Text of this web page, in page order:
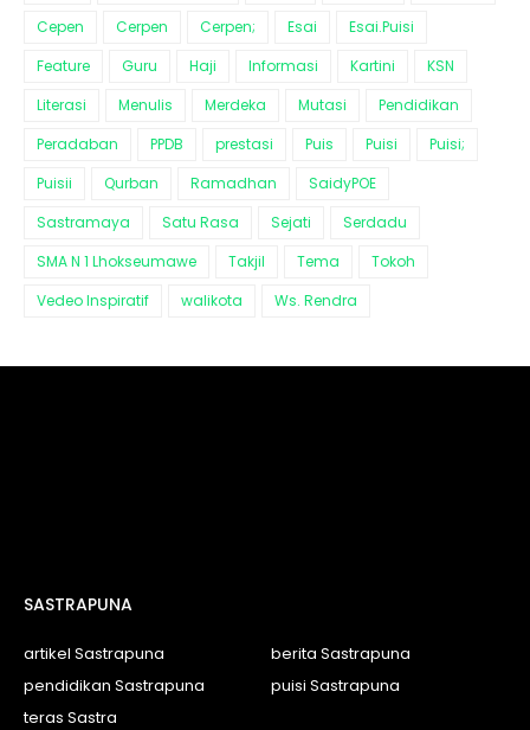
Cepen
Cerpen Cerpen; Esai
Esai.Puisi
Feature
Guru Haji Informasi Kartini
KSN
Literasi
Menulis Merdeka Mutasi
Pendidikan
Peradaban
PPDB prestasi Puis Puisi
Puisi;
Puisii
Qurban Ramadhan
SaidyPOE
Sastramaya
Satu Rasa Sejati
Serdadu
SMA N 1 Lhokseumawe
Takjil Tema
Tokoh
Vedeo Inspiratif
walikota Ws. Rendra
SASTRAPUNA
artikel Sastrapuna
berita Sastrapuna
pendidikan Sastrapuna
puisi Sastrapuna
teras Sastra